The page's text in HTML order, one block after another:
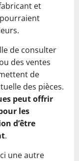
et
de consulter
des ventes
de
des pièces.
peut offrir
les
d’être
.
une autre